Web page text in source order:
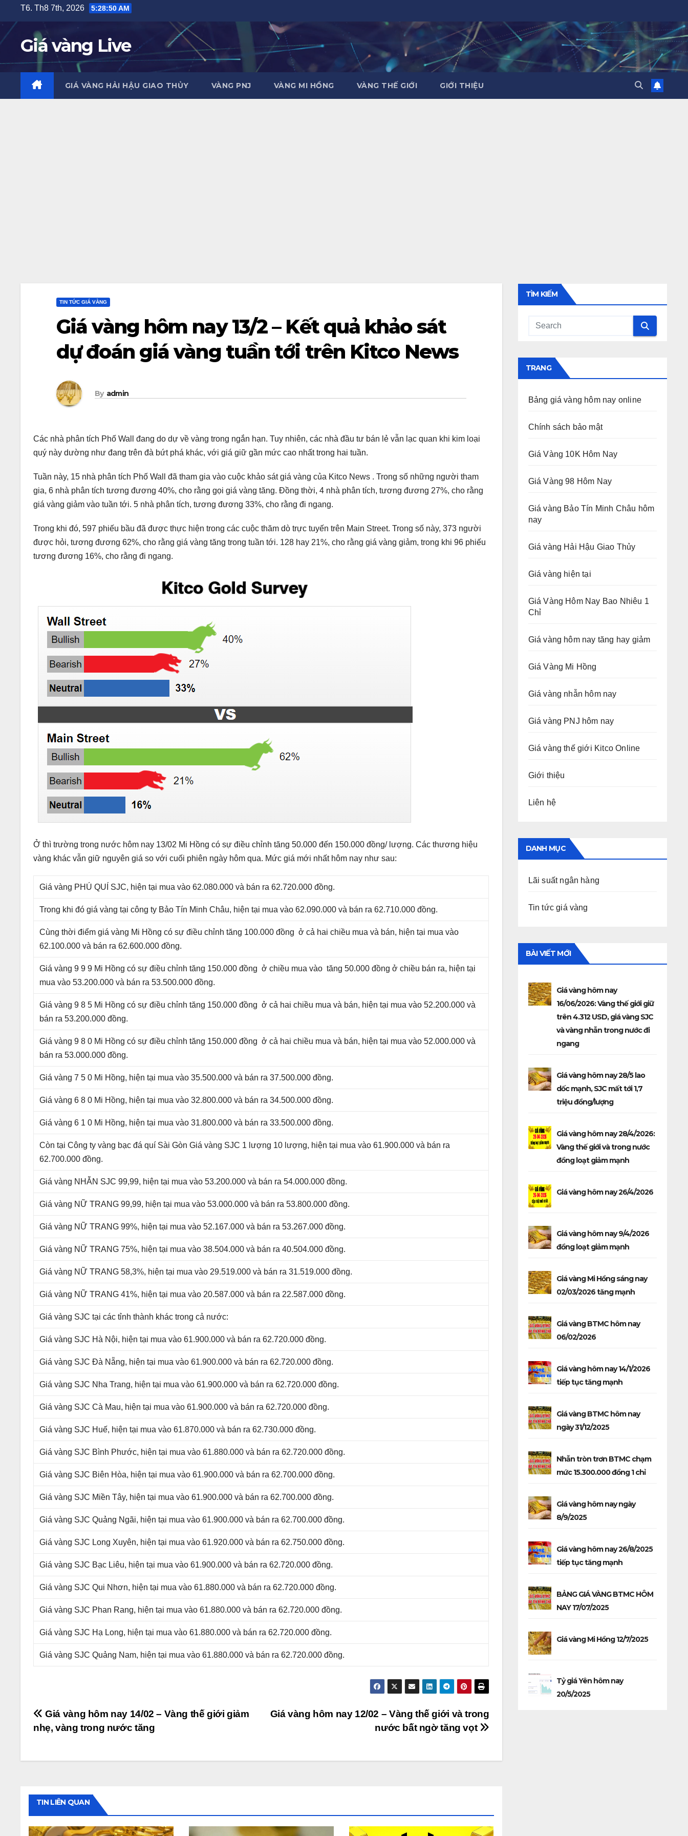
content
T6. Th8 7th, 2026 5:28:51 AM
Giá vàng Live
GIÁ VÀNG HẢI HẬU GIAO THỦY VÀNG PNJ VÀNG MI HỒNG VÀNG THẾ GIỚI GIỚI THIỆU
TIN TỨC GIÁ VÀNG
Giá vàng hôm nay 13/2 – Kết quả khảo sát
dự đoán giá vàng tuần tới trên Kitco News
By admin
Các nhà phân tích Phố Wall đang do dự về vàng trong ngắn hạn. Tuy nhiên, các nhà đầu tư bán lẻ vẫn lạc quan khi kim loại
quý này dường như đang trên đà bứt phá khác, với giá giữ gần mức cao nhất trong hai tuần.
Tuần này, 15 nhà phân tích Phố Wall đã tham gia vào cuộc khảo sát giá vàng của Kitco News . Trong số những người tham
gia, 6 nhà phân tích tương đương 40%, cho rằng gọi giá vàng tăng. Đồng thời, 4 nhà phân tích, tương đương 27%, cho rằng
giá vàng giảm vào tuần tới. 5 nhà phân tích, tương đương 33%, cho rằng đi ngang.
Trong khi đó, 597 phiếu bầu đã được thực hiện trong các cuộc thăm dò trực tuyến trên Main Street. Trong số này, 373 người
được hỏi, tương đương 62%, cho rằng giá vàng tăng trong tuần tới. 128 hay 21%, cho rằng giá vàng giảm, trong khi 96 phiếu
tương đương 16%, cho rằng đi ngang.
Ở thì trường trong nước hôm nay 13/02 Mi Hồng có sự điều chỉnh tăng 50.000 đến 150.000 đồng/ lượng. Các thương hiệu
vàng khác vẫn giữ nguyên giá so với cuối phiên ngày hôm qua. Mức giá mới nhất hôm nay như sau:
Giá vàng PHÚ QUÍ SJC, hiện tại mua vào 62.080.000 và bán ra 62.720.000 đồng.
Trong khi đó giá vàng tại công ty Bảo Tín Minh Châu, hiện tại mua vào 62.090.000 và bán ra 62.710.000 đồng.
Cùng thời điểm giá vàng Mi Hồng có sự điều chỉnh tăng 100.000 đồng ở cả hai chiều mua và bán, hiện tại mua vào
62.100.000 và bán ra 62.600.000 đồng.
Giá vàng 9 9 9 Mi Hồng có sự điều chỉnh tăng 150.000 đồng ở chiều mua vào tăng 50.000 đồng ở chiều bán ra, hiện tại
mua vào 53.200.000 và bán ra 53.500.000 đồng.
Giá vàng 9 8 5 Mi Hồng có sự điều chỉnh tăng 150.000 đồng ở cả hai chiều mua và bán, hiện tại mua vào 52.200.000 và
bán ra 53.200.000 đồng.
Giá vàng 9 8 0 Mi Hồng có sự điều chỉnh tăng 150.000 đồng ở cả hai chiều mua và bán, hiện tại mua vào 52.000.000 và
bán ra 53.000.000 đồng.
Giá vàng 7 5 0 Mi Hồng, hiện tại mua vào 35.500.000 và bán ra 37.500.000 đồng.
Giá vàng 6 8 0 Mi Hồng, hiện tại mua vào 32.800.000 và bán ra 34.500.000 đồng.
Giá vàng 6 1 0 Mi Hồng, hiện tại mua vào 31.800.000 và bán ra 33.500.000 đồng.
Còn tại Công ty vàng bạc đá quí Sài Gòn Giá vàng SJC 1 lượng 10 lượng, hiện tại mua vào 61.900.000 và bán ra
62.700.000 đồng.
Giá vàng NHẪN SJC 99,99, hiện tại mua vào 53.200.000 và bán ra 54.000.000 đồng.
Giá vàng NỮ TRANG 99,99, hiện tại mua vào 53.000.000 và bán ra 53.800.000 đồng.
Giá vàng NỮ TRANG 99%, hiện tại mua vào 52.167.000 và bán ra 53.267.000 đồng.
Giá vàng NỮ TRANG 75%, hiện tại mua vào 38.504.000 và bán ra 40.504.000 đồng.
Giá vàng NỮ TRANG 58,3%, hiện tại mua vào 29.519.000 và bán ra 31.519.000 đồng.
Giá vàng NỮ TRANG 41%, hiện tại mua vào 20.587.000 và bán ra 22.587.000 đồng.
Giá vàng SJC tại các tỉnh thành khác trong cả nước:
Giá vàng SJC Hà Nội, hiện tại mua vào 61.900.000 và bán ra 62.720.000 đồng.
Giá vàng SJC Đà Nẵng, hiện tại mua vào 61.900.000 và bán ra 62.720.000 đồng.
Giá vàng SJC Nha Trang, hiện tại mua vào 61.900.000 và bán ra 62.720.000 đồng.
Giá vàng SJC Cà Mau, hiện tại mua vào 61.900.000 và bán ra 62.720.000 đồng.
Giá vàng SJC Huế, hiện tại mua vào 61.870.000 và bán ra 62.730.000 đồng.
Giá vàng SJC Bình Phước, hiện tại mua vào 61.880.000 và bán ra 62.720.000 đồng.
Giá vàng SJC Biên Hòa, hiện tại mua vào 61.900.000 và bán ra 62.700.000 đồng.
Giá vàng SJC Miền Tây, hiện tại mua vào 61.900.000 và bán ra 62.700.000 đồng.
Giá vàng SJC Quảng Ngãi, hiện tại mua vào 61.900.000 và bán ra 62.700.000 đồng.
Giá vàng SJC Long Xuyên, hiện tại mua vào 61.920.000 và bán ra 62.750.000 đồng.
Giá vàng SJC Bạc Liêu, hiện tại mua vào 61.900.000 và bán ra 62.720.000 đồng.
Giá vàng SJC Qui Nhơn, hiện tại mua vào 61.880.000 và bán ra 62.720.000 đồng.
Giá vàng SJC Phan Rang, hiện tại mua vào 61.880.000 và bán ra 62.720.000 đồng.
Giá vàng SJC Hạ Long, hiện tại mua vào 61.880.000 và bán ra 62.720.000 đồng.
Giá vàng SJC Quảng Nam, hiện tại mua vào 61.880.000 và bán ra 62.720.000 đồng.
Điều
hướng
viết
Giá vàng hôm nay 12/02 – Vàng thế giới và trong
nước bất ngờ tăng vọt
Giá vàng hôm nay 14/02 – Vàng thế giới giảm
nhẹ, vàng trong nước tăng
TIN LIÊN QUAN
TÌM KIẾM
TRANG
Bảng giá vàng hôm nay online
Chính sách bảo mật
Giá Vàng 10K Hôm Nay
Giá Vàng 98 Hôm Nay
Giá vàng Bảo Tín Minh Châu hôm
nay
Giá vàng Hải Hậu Giao Thủy
Giá vàng hiện tại
Giá Vàng Hôm Nay Bao Nhiêu 1
Chỉ
Giá vàng hôm nay tăng hay giảm
Giá Vàng Mi Hồng
Giá vàng nhẫn hôm nay
Giá vàng PNJ hôm nay
Giá vàng thế giới Kitco Online
Giới thiệu
Liên hệ
DANH MỤC
Lãi suất ngân hàng
Tin tức giá vàng
BÀI VIẾT MỚI
Giá vàng hôm nay
16/06/2026: Vàng thế giới giữ
trên 4.312 USD, giá vàng SJC
và vàng nhẫn trong nước đi
ngang
Giá vàng hôm nay 28/5 lao
dốc mạnh, SJC mất tới 1,7
triệu đồng/lượng
Giá vàng hôm nay 28/4/2026:
Vàng thế giới và trong nước
đồng loạt giảm mạnh
Giá vàng hôm nay 26/4/2026
Giá vàng hôm nay 9/4/2026
đồng loạt giảm mạnh
Giá vàng Mi Hồng sáng nay
02/03/2026 tăng mạnh
Giá vàng BTMC hôm nay
06/02/2026
Giá vàng hôm nay 14/1/2026
tiếp tục tăng mạnh
Giá vàng BTMC hôm nay
ngày 31/12/2025
Nhẫn tròn trơn BTMC chạm
mức 15.300.000 đồng 1 chỉ
Giá vàng hôm nay ngày
8/9/2025
Giá vàng hôm nay 26/8/2025
tiếp tục tăng mạnh
BẢNG GIÁ VÀNG BTMC HÔM
NAY 17/07/2025
Giá vàng Mi Hồng 12/7/2025
Tỷ giá Yên hôm nay
20/5/2025